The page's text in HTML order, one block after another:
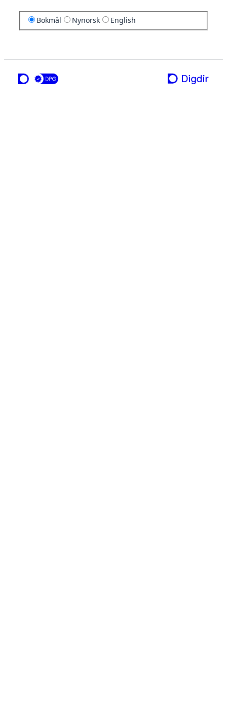
Bokmål Nynorsk English